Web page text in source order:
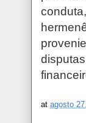
at agosto